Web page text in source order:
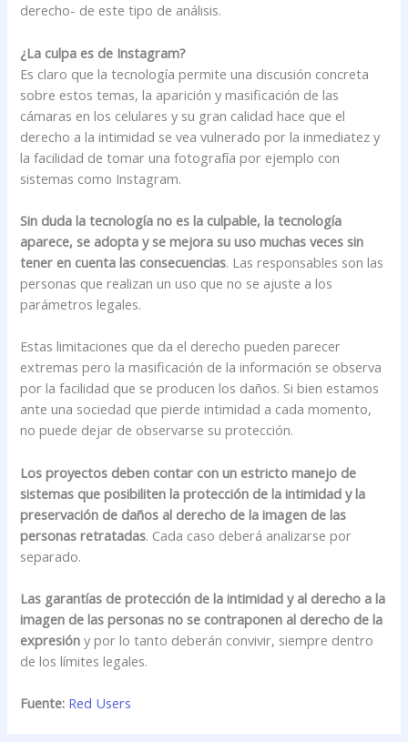
derecho- de este tipo de análisis.
¿La culpa es de Instagram?
Es claro que la tecnología permite una discusión concreta
sobre estos temas, la aparición y masificación de las
cámaras en los celulares y su gran calidad hace que el
derecho a la intimidad se vea vulnerado por la inmediatez y
la facilidad de tomar una fotografía por ejemplo con
sistemas como Instagram.
Sin duda la tecnología no es la culpable, la tecnología
aparece, se adopta y se mejora su uso muchas veces sin
tener en cuenta las consecuencias. Las responsables son las
personas que realizan un uso que no se ajuste a los
parámetros legales.
Estas limitaciones que da el derecho pueden parecer
extremas pero la masificación de la información se observa
por la facilidad que se producen los daños. Si bien estamos
ante una sociedad que pierde intimidad a cada momento,
no puede dejar de observarse su protección.
Los proyectos deben contar con un estricto manejo de
sistemas que posibiliten la protección de la intimidad y la
preservación de daños al derecho de la imagen de las
personas retratadas. Cada caso deberá analizarse por
separado.
Las garantías de protección de la intimidad y al derecho a la
imagen de las personas no se contraponen al derecho de la
expresión y por lo tanto deberán convivir, siempre dentro
de los límites legales.
Fuente: Red Users